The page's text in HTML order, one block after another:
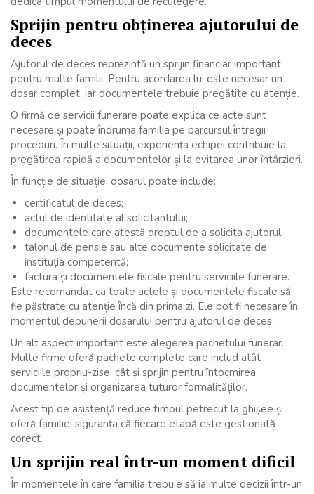
Sprijin pentru obținerea ajutorului de
deces
Ajutorul de deces reprezintă un sprijin financiar important
pentru multe familii. Pentru acordarea lui este necesar un
dosar complet, iar documentele trebuie pregătite cu atenție.
O firmă de servicii funerare poate explica ce acte sunt
necesare și poate îndruma familia pe parcursul întregii
proceduri. În multe situații, experiența echipei contribuie la
pregătirea rapidă a documentelor și la evitarea unor întârzieri.
În funcție de situație, dosarul poate include:
certificatul de deces;
actul de identitate al solicitantului;
documentele care atestă dreptul de a solicita ajutorul;
talonul de pensie sau alte documente solicitate de
instituția competentă;
factura și documentele fiscale pentru serviciile funerare.
Este recomandat ca toate actele și documentele fiscale să
fie păstrate cu atenție încă din prima zi. Ele pot fi necesare în
momentul depunerii dosarului pentru ajutorul de deces.
Un alt aspect important este alegerea pachetului funerar.
Multe firme oferă pachete complete care includ atât
serviciile propriu-zise, cât și sprijin pentru întocmirea
documentelor și organizarea tuturor formalităților.
Acest tip de asistență reduce timpul petrecut la ghișee și
oferă familiei siguranța că fiecare etapă este gestionată
corect.
Un sprijin real într-un moment dificil
În momentele în care familia trebuie să ia multe decizii într-un